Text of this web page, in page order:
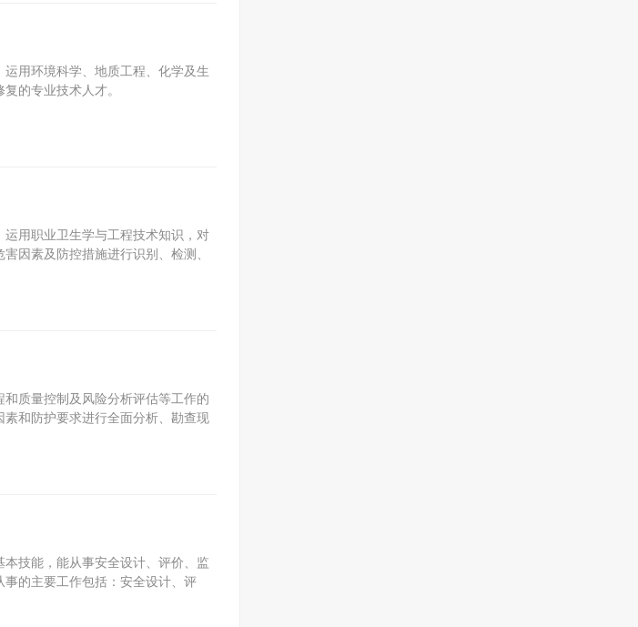
用环境科学、地质工程、化学及生
的专业技术人才。
用职业卫生学与工程技术知识，对
因素及防控措施进行识别、检测、
质量控制及风险分析评估等工作的
和防护要求进行全面分析、勘查现
系统设计方案；组织工程管理，编
技能，能从事安全设计、评价、监
的主要工作包括：安全设计、评